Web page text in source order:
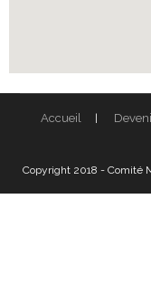
Accueil
Copyright 2018 - Comité